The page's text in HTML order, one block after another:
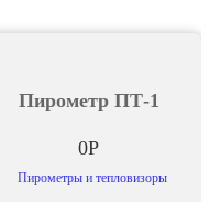
Пирометр ПТ-1
0Р
Пирометры и тепловизоры